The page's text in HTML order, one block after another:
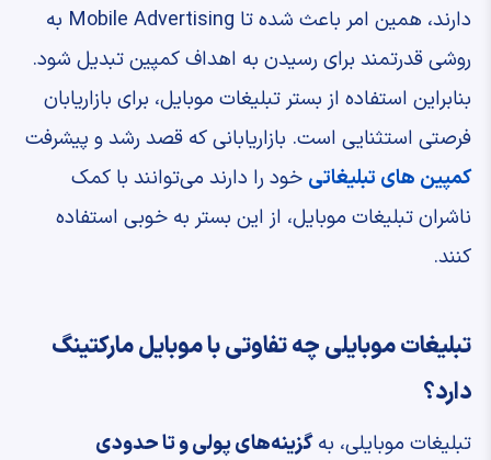
دارند، همین امر باعث شده تا Mobile Advertising به
روشی قدرتمند برای رسیدن به اهداف کمپین تبدیل شود.
بنابراین استفاده از بستر تبلیغات موبایل، برای بازاریابان
فرصتی استثنایی است. بازاریابانی که قصد رشد و پیشرفت
کمپین‌ های تبلیغاتیخود را دارند می‌توانند با کمک
ناشران تبلیغات موبایل، از این بستر به خوبی استفاده
کنند.
تبلیغات موبایلی چه تفاوتی با موبایل مارکتینگ
دارد؟
تبلیغات موبایلی، بهگزینه‌های پولی و تا حدودی